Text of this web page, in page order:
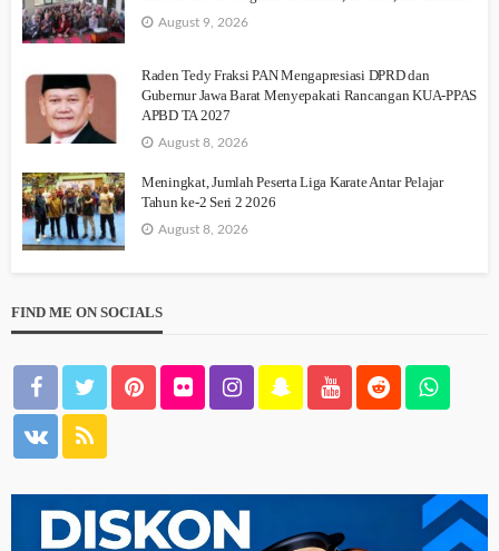
August 9, 2026
Raden Tedy Fraksi PAN Mengapresiasi DPRD dan
Gubernur Jawa Barat Menyepakati Rancangan KUA-PPAS
APBD TA 2027
August 8, 2026
Meningkat, Jumlah Peserta Liga Karate Antar Pelajar
Tahun ke-2 Seri 2 2026
August 8, 2026
FIND ME ON SOCIALS